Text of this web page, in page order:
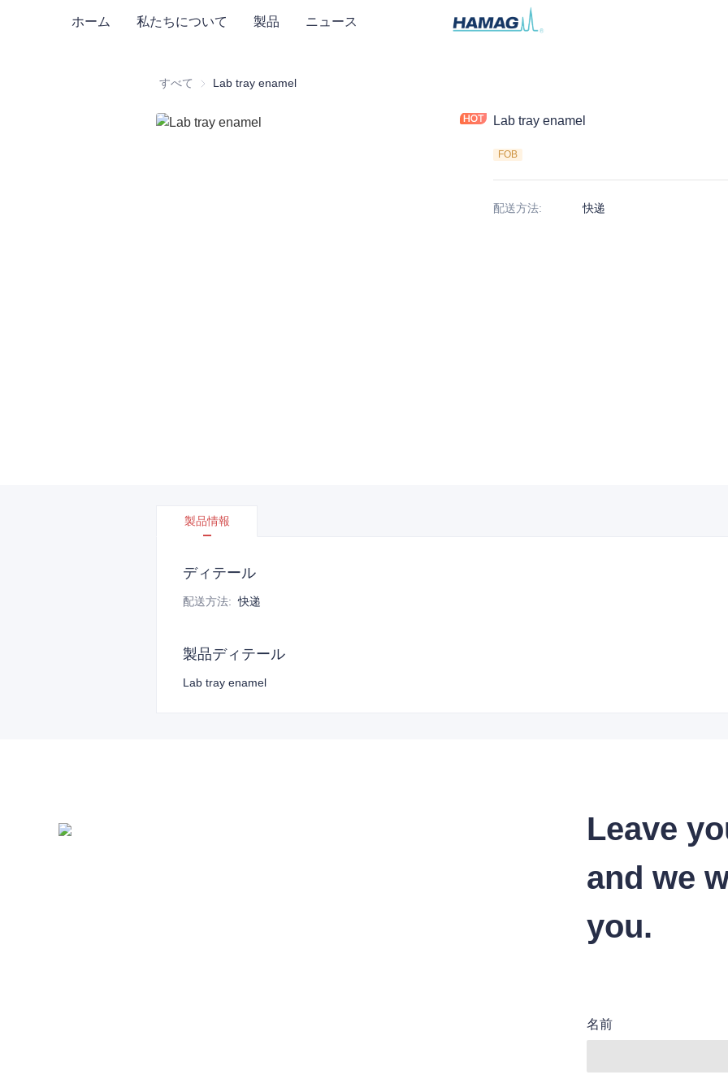
ホーム 私たちについて 製品 ニュース
すべて Lab tray enamel
Lab tray enamel
FOB
配送方法: 快递
製品情報
ディテール
配送方法: 快递
製品ディテール
Lab tray enamel
Leave
and we
you.
名前